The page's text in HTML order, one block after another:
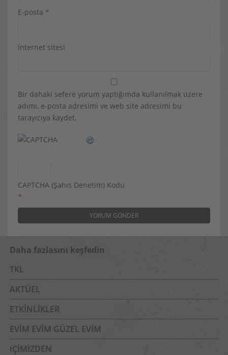
E-posta *
İnternet sitesi
Bir dahaki sefere yorum yaptığımda kullanılmak üzere
adımı, e-posta adresimi ve web site adresimi bu
tarayıcıya kaydet.
CAPTCHA (Şahıs Denetim) Kodu
*
Daha fazlasını keşfedin
TKL
AKTÜEL
ETKINLIKLER
EVIM EVIM GÜZEL EVIM
IÇIMIZDEN